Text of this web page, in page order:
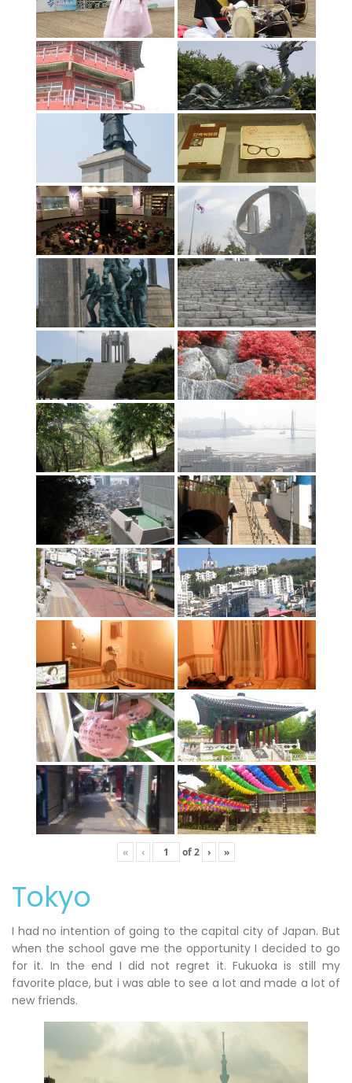
« ‹ of2 › »
Tokyo
I had no intention of going to the capital city of Japan. But
when the school gave me the opportunity I decided to go
for it. In the end I did not regret it. Fukuoka is still my
favorite place, but i was able to see a lot and made a lot of
new friends.